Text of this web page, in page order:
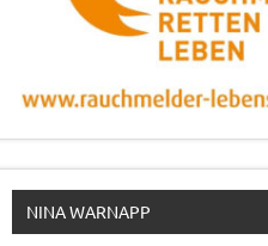
NINA WARNAPP